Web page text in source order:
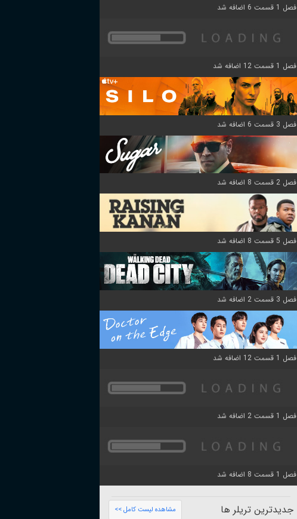
فصل 1 قسمت 6 اضافه شد
فصل 1 قسمت 12 اضافه شد
فصل 3 قسمت 6 اضافه شد
فصل 2 قسمت 8 اضافه شد
فصل 5 قسمت 8 اضافه شد
فصل 3 قسمت 2 اضافه شد
فصل 1 قسمت 12 اضافه شد
فصل 1 قسمت 2 اضافه شد
فصل 1 قسمت 8 اضافه شد
جدیدترین تریلر ها مشاهده لیست کامل >>